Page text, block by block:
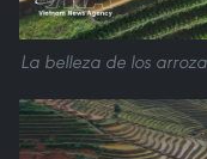
La belleza de los